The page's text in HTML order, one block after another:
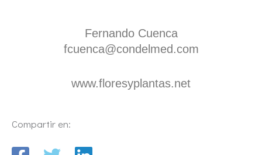
Fernando Cuenca
fcuenca@condelmed.com
www.floresyplantas.net
Compartir en: